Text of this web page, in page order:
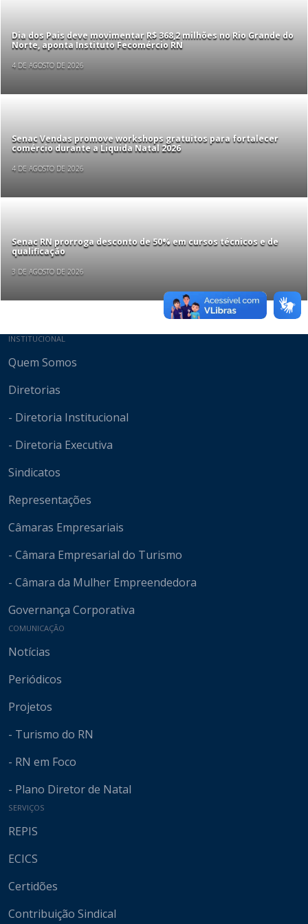
Dia dos Pais deve movimentar R$ 368,2 milhões no Rio Grande do
Norte, aponta Instituto Fecomércio RN
4 DE AGOSTO DE 2026
Senac Vendas promove workshops gratuitos para fortalecer
comércio durante a Liquida Natal 2026
4 DE AGOSTO DE 2026
Senac RN prorroga desconto de 50% em cursos técnicos e de
qualificação
3 DE AGOSTO DE 2026
Mapa do site
INSTITUCIONAL
Quem Somos
Diretorias
- Diretoria Institucional
- Diretoria Executiva
Sindicatos
Representações
Câmaras Empresariais
- Câmara Empresarial do Turismo
- Câmara da Mulher Empreendedora
Governança Corporativa
COMUNICAÇÃO
Notícias
Periódicos
Projetos
- Turismo do RN
- RN em Foco
- Plano Diretor de Natal
SERVIÇOS
REPIS
ECICS
Certidões
Contribuição Sindical